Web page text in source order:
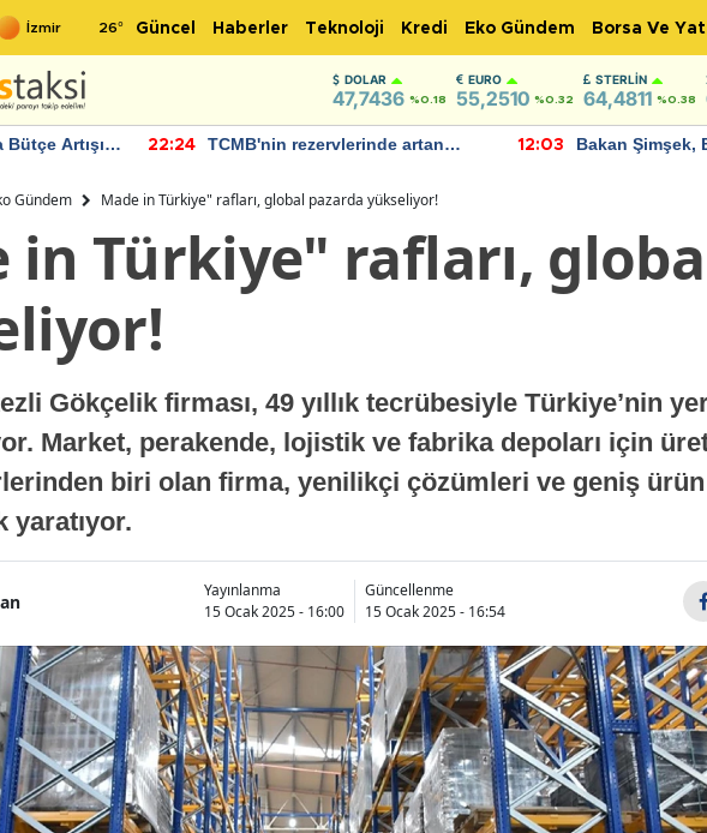
26° Güncel Haberler Teknoloji Kredi Eko Gündem Borsa Ve
DOLAR
47,7436 %0.18
EURO
55,2510 %0.32
STERLIN
64,4811 %0.38
artan
12:03
Bakan Şimşek, Batman Havalimanı
11:56
Akaryakıt
Gündem Made in Türkiye" rafları, global pazarda yükseliyor!
in Türkiye" rafları,
Gökçelik firması, 49 yıllık tecrübesiyle Türkiye’nin
Market, perakende, lojistik ve fabrika depoları için
biri olan firma, yenilikçi çözümleri ve geniş
yaratıyor.
Yayınlanma
15 Ocak 2025 - 16:00
Güncellenme
15 Ocak 2025 - 16:54